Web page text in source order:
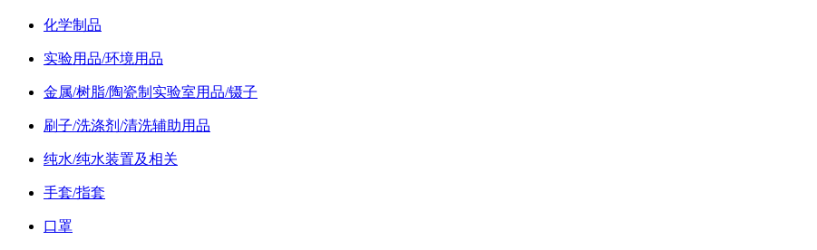
化学制品
实验用品/环境用品
金属/树脂/陶瓷制实验室用品/镊子
刷子/洗涤剂/清洗辅助用品
纯水/纯水装置及相关
手套/指套
口罩